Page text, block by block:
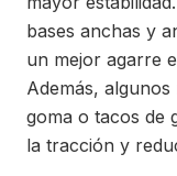
bases anchas y
un mejor agarre
Además,
goma o tacos de
la tracción y